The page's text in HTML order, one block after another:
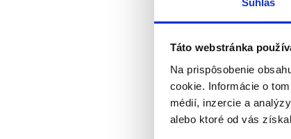
Táto webstránka
Na prispôsobenie
cookie. Informácie o
médií, inzercie a
alebo ktoré od vás